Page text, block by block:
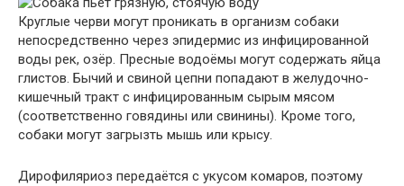
Круглые черви могут проникать в организм собаки
непосредственно через эпидермис из инфицированной
воды рек, озёр. Пресные водоёмы могут содержать яйца
глистов. Бычий и свиной цепни попадают в желудочно-
кишечный тракт с инфицированным сырым мясом
(соответственно говядины или свинины). Кроме того,
собаки могут загрызть мышь или крысу.
Дирофиляриоз передаётся с укусом комаров, поэтому